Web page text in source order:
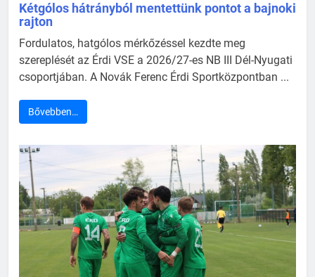
Kétgólos hátrányból mentettünk pontot a bajnoki
rajton
Fordulatos, hatgólos mérkőzéssel kezdte meg
szereplését az Érdi VSE a 2026/27-es NB III Dél-Nyugati
csoportjában. A Novák Ferenc Érdi Sportközpontban ...
Bővebben…